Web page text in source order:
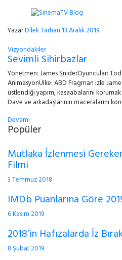
YazarDilek Tarhan 13 Aralık 2019
Vizyondakiler
Sevimli Sihirbazlar
Yönetmen: James SniderOyuncular:
AnimasyonÜlke: ABD Fragman izle
üstlendiği yapım, kasaabalarını
Dave ve arkadaşlarının maceralarını
Devamı
Popüler
Mutlaka İzlenmesi
Filmi
3 Temmuz 2018
IMDb Puanlarına Göre
6 Kasım 2019
2018’in Hafızalarda İz
8 Şubat 2019